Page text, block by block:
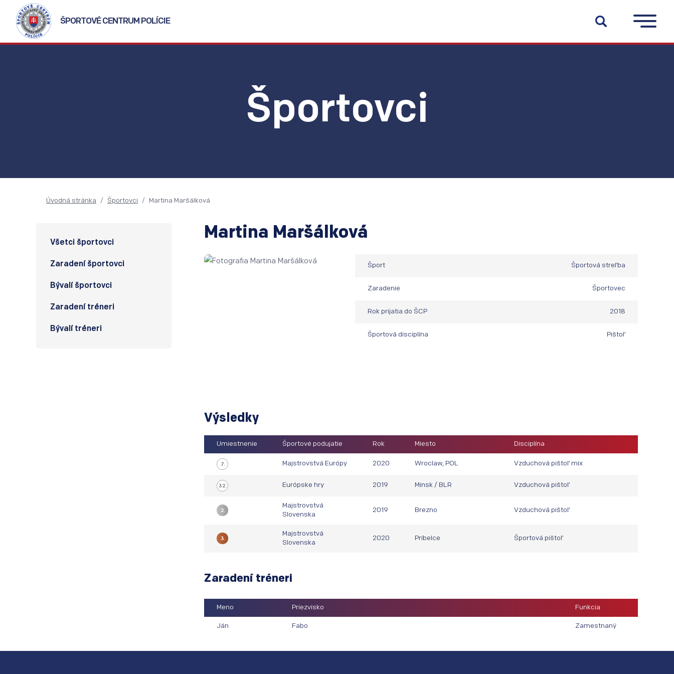
ŠPORTOVÉ CENTRUM POLÍCIE
Športovci
Úvodná stránka Športovci Martina Maršálková
Všetci športovci
Zaradení športovci
Bývalí športovci
Zaradení tréneri
Bývalí tréneri
Martina Maršálková
Šport Športová streľba
Zaradenie Športovec
Rok prijatia do ŠCP 2018
Športová disciplína Pištoľ
Výsledky
Umiestnenie Športové podujatie Rok Miesto Disciplína
7. Majstrovstvá Európy 2020 Wroclaw, POL Vzduchová pištoľ mix
32. Európske hry 2019 Minsk / BLR Vzduchová pištoľ
2.
Majstrovstvá
Slovenska
2019 Brezno Vzduchová pištoľ
3.
Majstrovstvá
Slovenska
2020 Príbelce Športová pištoľ
Zaradení tréneri
Meno Priezvisko Funkcia
Ján Fabo Zamestnaný